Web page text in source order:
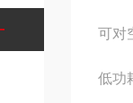
可对
低功